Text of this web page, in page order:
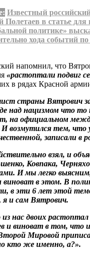
Известный
Полетаев в статье для
политике»
хода событий
напомнил, что
«растоптали подвиг
в рядах Красной
страны Вятрович
над нацизмом что то
на официальном
возмутился тем, что
записали в
взял, и
Ковпака,
И мы легко
виноват в этом. В
в эти 6 лет этой
я и сам Вятрович.
нас двоих растоптал
и виноват в том, что
Мировой
кто же именно, а?».